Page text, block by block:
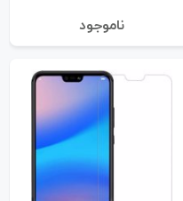
نا‌موجود